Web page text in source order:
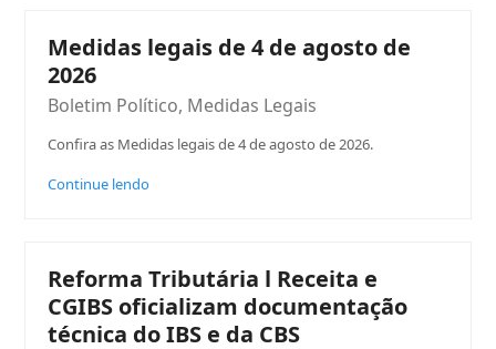
Medidas legais de 4 de agosto de
2026
Boletim Político, Medidas Legais
Confira as Medidas legais de 4 de agosto de 2026.
Continue lendo
Reforma Tributária l Receita e
CGIBS oficializam documentação
técnica do IBS e da CBS